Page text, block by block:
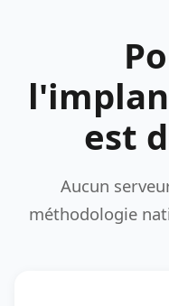
est
Aucun
méthodologie